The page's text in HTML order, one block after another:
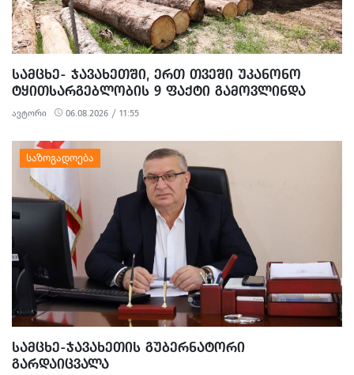
ᲡᲐᲛᲪᲮᲔ- ᲯᲐᲕᲐᲮᲔᲗᲨᲘ, ᲔᲠᲗ ᲗᲕᲔᲨᲘ ᲣᲙᲐᲜᲝᲜᲝ
ᲢᲧᲘᲗᲡᲐᲠᲒᲔᲑᲚᲝᲑᲘᲡ 9 ᲤᲐᲥᲢᲘ ᲒᲐᲛᲝᲕᲚᲘᲜᲓᲐ
ავტორი 06.08.2026 / 11:55
ᲡᲐᲛᲪᲮᲔ-ᲯᲐᲕᲐᲮᲔᲗᲘᲡ ᲒᲣᲑᲔᲠᲜᲐᲢᲝᲠᲘ
ᲒᲐᲠᲓᲐᲘᲪᲕᲐᲚᲐ